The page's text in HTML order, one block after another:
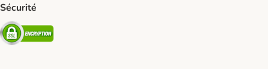
Sécurité
Security